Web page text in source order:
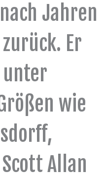
Jahren
Er
wie
Allan